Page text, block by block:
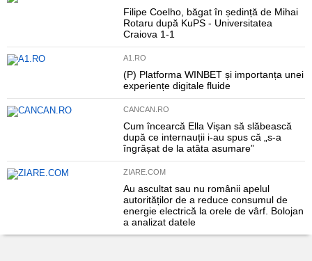
Filipe Coelho, băgat în ședință de Mihai
Rotaru după KuPS - Universitatea
Craiova 1-1
A1.RO
(P) Platforma WINBET și importanța unei
experiențe digitale fluide
CANCAN.RO
Cum încearcă Ella Vișan să slăbească
după ce internauții i-au spus că „s-a
îngrășat de la atâta asumare”
ZIARE.COM
Au ascultat sau nu românii apelul
autorităților de a reduce consumul de
energie electrică la orele de vârf. Bolojan
a analizat datele